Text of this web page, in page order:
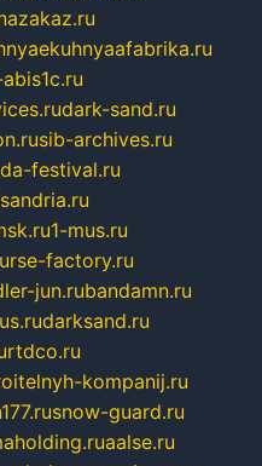
dark-sand.ru
sib-archives.ru
festival.ru
1-mus.ru
factory.ru
jun.rubandamn.ru
darksand.ru
rtdco.ru
kompanij.ru
snow-guard.ru
aalse.ru